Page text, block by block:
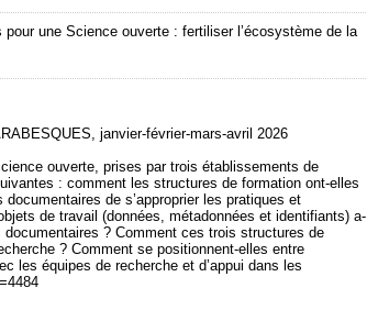
une Science ouverte : fertiliser l’écosystème de la
janvier-février-mars-avril 2026
ouverte, prises par trois établissements de
: comment les structures de formation ont-elles
de s’approprier les pratiques et
de travail (données, métadonnées et identifiants) a-
? Comment ces trois structures de
? Comment se positionnent-elles entre
les équipes de recherche et d’appui dans les